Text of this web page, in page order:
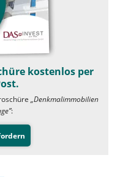
kostenlos per
„Denkmalimmobilien
: